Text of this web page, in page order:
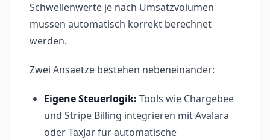
Schwellenwerte je nach Umsatzvolumen
mussen automatisch korrekt berechnet
werden.
Zwei Ansaetze bestehen nebeneinander:
Eigene Steuerlogik: Tools wie Chargebee
und Stripe Billing integrieren mit Avalara
oder TaxJar für automatische